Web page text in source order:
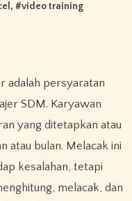
, #video training
SDM. Karyawan
yang ditetapkan atau
atau bulan. Melacak ini
kesalahan, tetapi
melacak, dan